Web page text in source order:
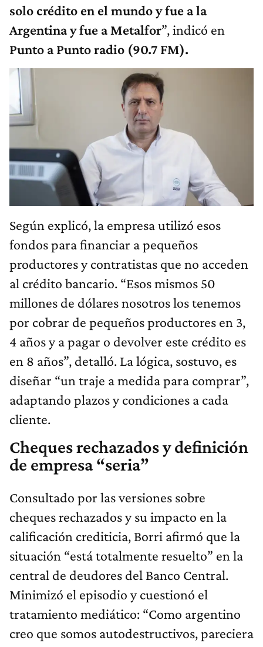
solo crédito en el mundo y fue a la
Argentina y fue a Metalfor”, indicó en
Punto a Punto radio (90.7 FM).
Según explicó, la empresa utilizó esos
fondos para financiar a pequeños
productores y contratistas que no acceden
al crédito bancario. “Esos mismos 50
millones de dólares nosotros los tenemos
por cobrar de pequeños productores en 3,
4 años y a pagar o devolver este crédito es
en 8 años”, detalló. La lógica, sostuvo, es
diseñar “un traje a medida para comprar”,
adaptando plazos y condiciones a cada
cliente.
Cheques rechazados y definición
de empresa “seria”
Consultado por las versiones sobre
cheques rechazados y su impacto en la
calificación crediticia, Borri afirmó que la
situación “está totalmente resuelto” en la
central de deudores del Banco Central.
Minimizó el episodio y cuestionó el
tratamiento mediático: “Como argentino
creo que somos autodestructivos, pareciera